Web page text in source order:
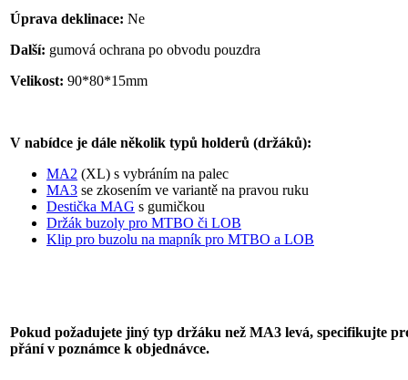
Úprava deklinace: Ne
Další: gumová ochrana po obvodu pouzdra
Velikost: 90*80*15mm
V nabídce je dále několik typů holderů (držáků):
MA2 (XL) s vybráním na palec
MA3 se zkosením ve variantě na pravou ruku
Destička MAG s gumičkou
Držák buzoly pro MTBO či LOB
Klip pro buzolu na mapník pro MTBO a LOB
Pokud požadujete jiný typ držáku než MA3 levá, specifikujte
přání v poznámce k objednávce.